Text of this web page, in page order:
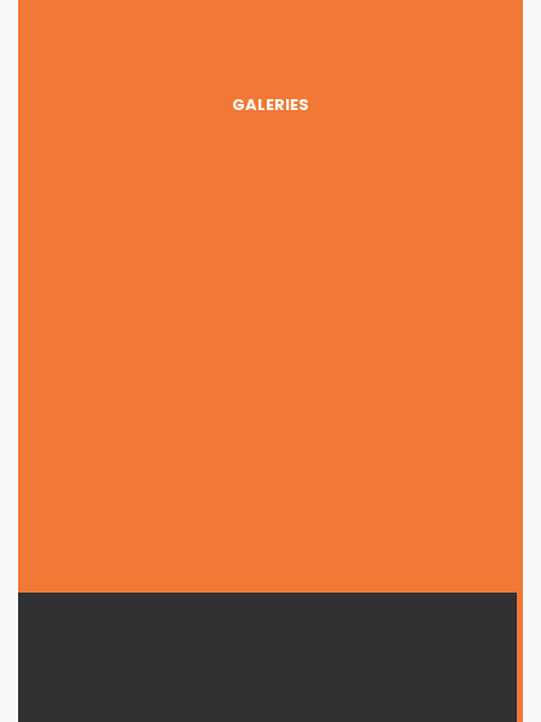
GALERIES